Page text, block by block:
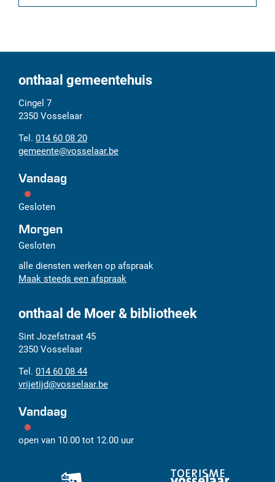
onthaal gemeentehuis
Adres
Cingel 7
2350 Vosselaar
Tel.
014 60 08 20
E-
mail
gemeente@vosselaar.be
Vandaag
Gesloten
Morgen
Gesloten
alle diensten werken op afspraak
Maak steeds een afspraak
onthaal de Moer & bibliotheek
Adres
Sint Jozefstraat 45
2350 Vosselaar
Tel.
014 60 08 44
E-
mail
vrijetijd@vosselaar.be
Vandaag
open van 10.00 tot 12.00 uur